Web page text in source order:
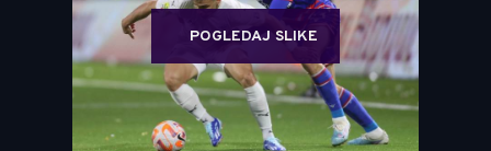
POGLEDAJ SLIKE